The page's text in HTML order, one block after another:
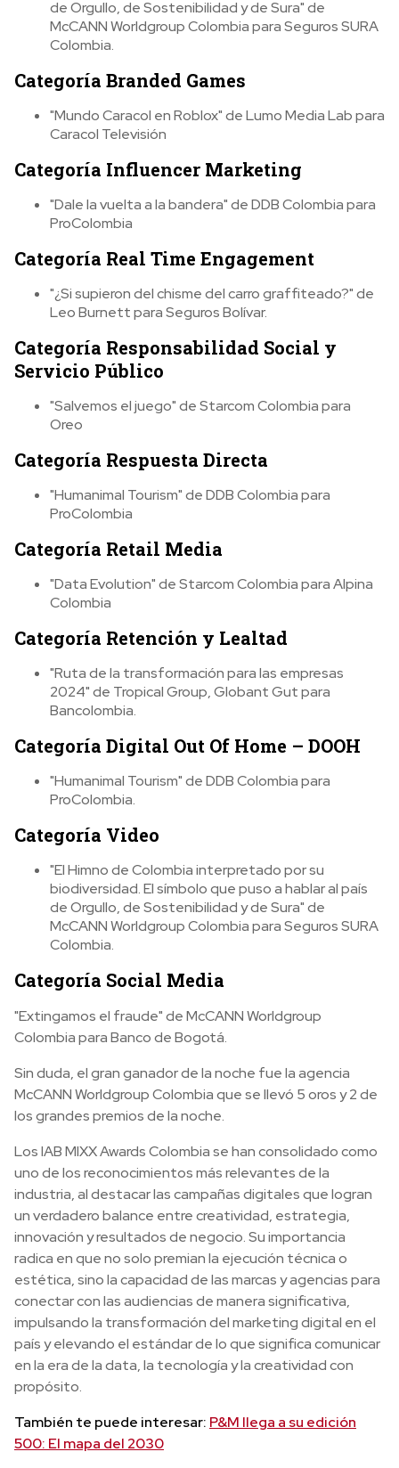
de Orgullo, de Sostenibilidad y de Sura" de
McCANN Worldgroup Colombia para Seguros SURA
Colombia.
Categoría Branded Games
"Mundo Caracol en Roblox" de Lumo Media Lab para
Caracol Televisión
Categoría Influencer Marketing
"Dale la vuelta a la bandera" de DDB Colombia para
ProColombia
Categoría Real Time Engagement
"¿Si supieron del chisme del carro graffiteado?" de
Leo Burnett para Seguros Bolívar.
Categoría Responsabilidad Social y
Servicio Público
"Salvemos el juego" de Starcom Colombia para
Oreo
Categoría Respuesta Directa
"Humanimal Tourism" de DDB Colombia para
ProColombia
Categoría Retail Media
"Data Evolution" de Starcom Colombia para Alpina
Colombia
Categoría Retención y Lealtad
"Ruta de la transformación para las empresas
2024" de Tropical Group, Globant Gut para
Bancolombia.
Categoría Digital Out Of Home – DOOH
"Humanimal Tourism" de DDB Colombia para
ProColombia.
Categoría Video
"El Himno de Colombia interpretado por su
biodiversidad. El símbolo que puso a hablar al país
de Orgullo, de Sostenibilidad y de Sura" de
McCANN Worldgroup Colombia para Seguros SURA
Colombia.
Categoría Social Media
"Extingamos el fraude" de McCANN Worldgroup
Colombia para Banco de Bogotá.
Sin duda, el gran ganador de la noche fue la agencia
McCANN Worldgroup Colombia que se llevó 5 oros y 2 de
los grandes premios de la noche.
Los IAB MIXX Awards Colombia se han consolidado como
uno de los reconocimientos más relevantes de la
industria, al destacar las campañas digitales que logran
un verdadero balance entre creatividad, estrategia,
innovación y resultados de negocio. Su importancia
radica en que no solo premian la ejecución técnica o
estética, sino la capacidad de las marcas y agencias para
conectar con las audiencias de manera significativa,
impulsando la transformación del marketing digital en el
país y elevando el estándar de lo que significa comunicar
en la era de la data, la tecnología y la creatividad con
propósito.
También te puede interesar: P&M llega a su edición
500: El mapa del 2030